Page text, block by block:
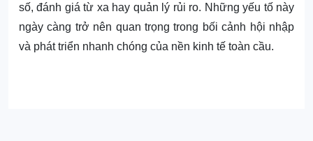
số, đánh giá từ xa hay quản lý rủi ro. Những yếu tố này
ngày càng trở nên quan trọng trong bối cảnh hội nhập
và phát triển nhanh chóng của nền kinh tế toàn cầu.